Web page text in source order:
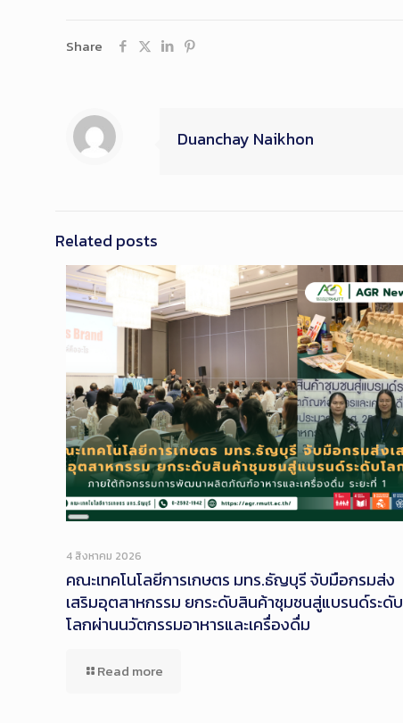
Share
Duanchay Naikhon
Related posts
Long
4 สิงหาคม 2026
คณะเทคโนโลยีการเกษตร มทร.ธัญบุรี จับมือกรมส่ง
เสริมอุตสาหกรรม ยกระดับสินค้าชุมชนสู่แบรนด์ระดับ
โลกผ่านนวัตกรรมอาหารและเครื่องดื่ม
Read more